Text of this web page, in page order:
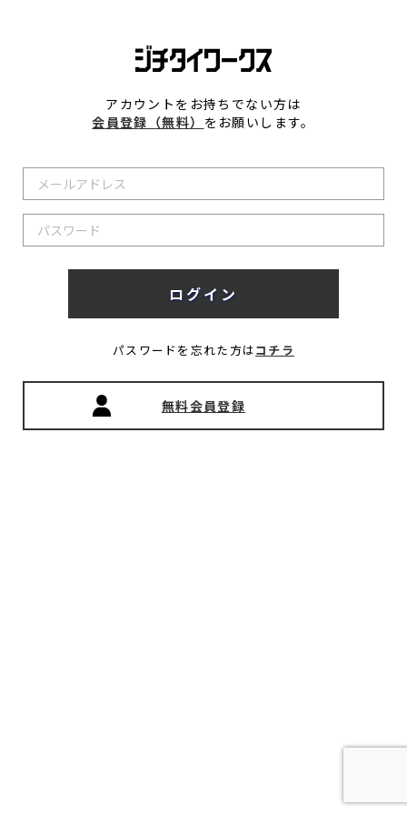
アカウントをお持ちでない方は
会員登録（無料） をお願いします。
パスワードを忘れた方はコチラ
無料会員登録